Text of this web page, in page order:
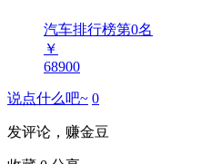
汽车排行榜第0名
￥
68900
说点什么吧~ 0
发评论，赚金豆